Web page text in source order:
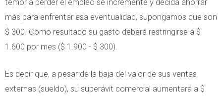
más para enfrentar esa eventualidad, supongamos que son
$ 300. Como resultado su gasto deberá restringirse a $
1.600 por mes ($ 1.900 - $ 300).
Es decir que, a pesar de la baja del valor de sus ventas
externas (sueldo), su superávit comercial aumentará a $